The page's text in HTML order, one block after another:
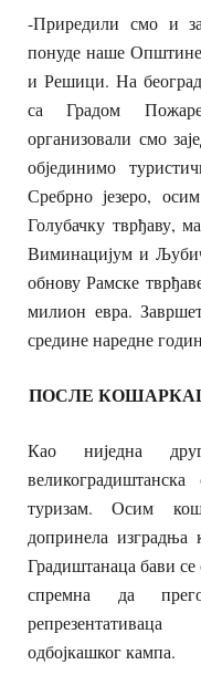
-Приредили смо и
понуде наше
и Решици. На
са Градом
организовали смо
објединимо
Сребрно језеро,
Голубачку тврђаву,
Виминацијум и
обнову Рамске
милион евра.
средине наредне
ПОСЛЕ
Као ниједна
туризам. Осим
допринела
Градиштанаца бави се
спремна да
репрезентативаца
одбојкашког кампа.